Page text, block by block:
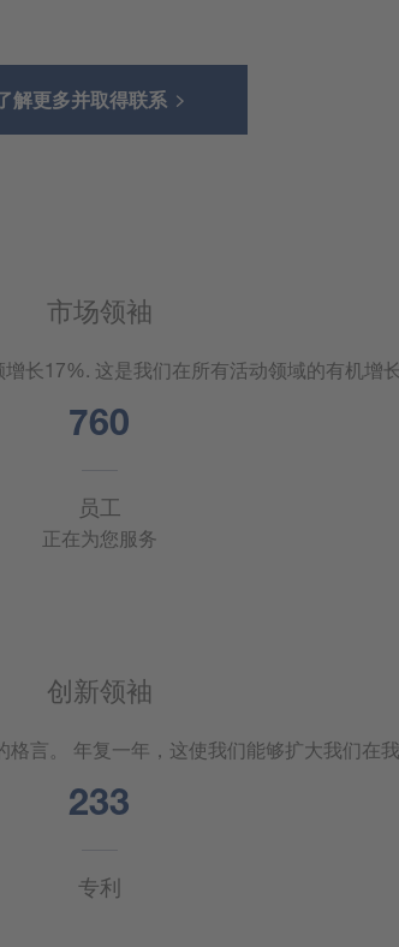
解更多并取得联系
市场领袖
长17%. 这是我们在所有活动领域的有机增
800
员工
正在为您服务
创新领袖
言。 年复一年，这使我们能够扩大我们在
245
专利